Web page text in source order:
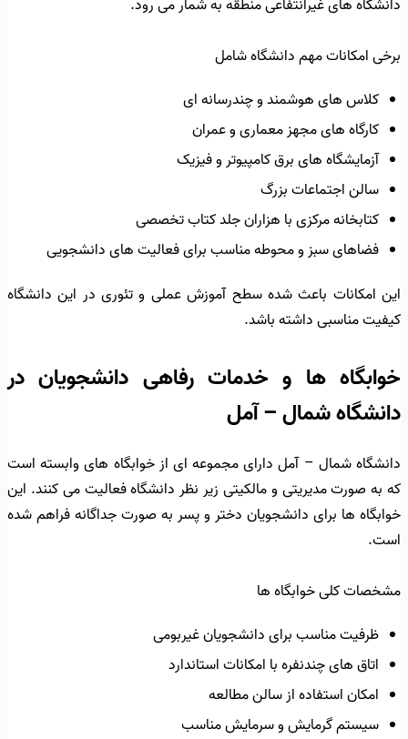
دانشگاه های غیرانتفاعی منطقه به شمار می رود.
برخی امکانات مهم دانشگاه شامل
کلاس های هوشمند و چندرسانه ای
کارگاه های مجهز معماری و عمران
آزمایشگاه های برق کامپیوتر و فیزیک
سالن اجتماعات بزرگ
کتابخانه مرکزی با هزاران جلد کتاب تخصصی
فضاهای سبز و محوطه مناسب برای فعالیت های دانشجویی
این امکانات باعث شده سطح آموزش عملی و تئوری در این دانشگاه
کیفیت مناسبی داشته باشد.
خوابگاه ها و خدمات رفاهی دانشجویان در
دانشگاه شمال – آمل
دانشگاه شمال – آمل دارای مجموعه ای از خوابگاه های وابسته است
که به صورت مدیریتی و مالکیتی زیر نظر دانشگاه فعالیت می کنند. این
خوابگاه ها برای دانشجویان دختر و پسر به صورت جداگانه فراهم شده
است.
مشخصات کلی خوابگاه ها
ظرفیت مناسب برای دانشجویان غیربومی
اتاق های چندنفره با امکانات استاندارد
امکان استفاده از سالن مطالعه
سیستم گرمایش و سرمایش مناسب